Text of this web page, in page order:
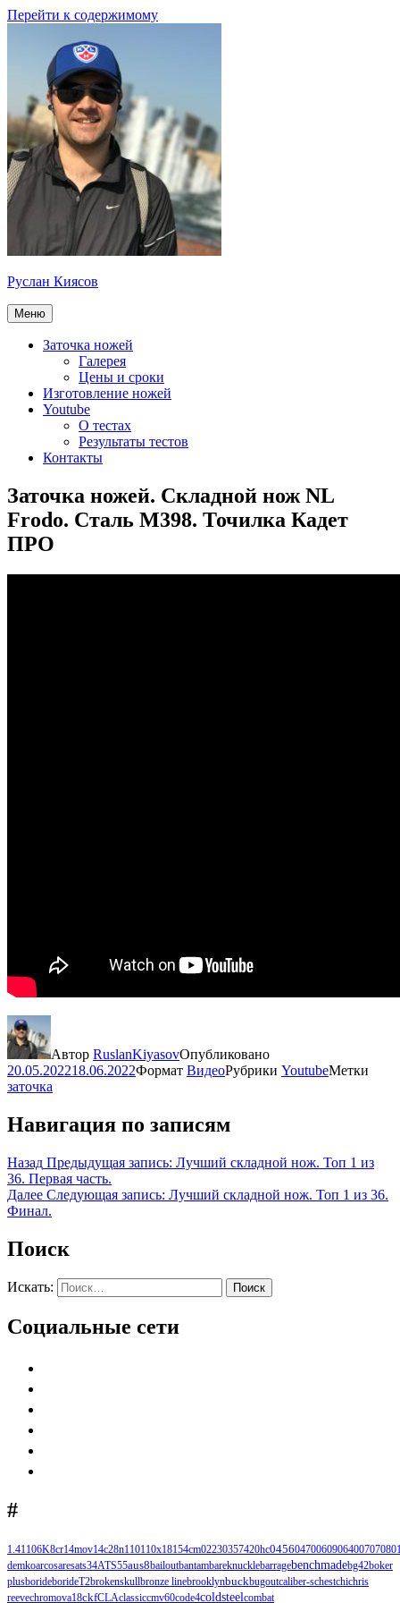
Перейти к содержимому
Руслан Киясов
Меню
Заточка ножей
Галерея
Цены и сроки
Изготовление ножей
Youtube
О тестах
Результаты тестов
Контакты
Заточка ножей. Складной нож NL
Frodo. Сталь М398. Точилка Кадет
ПРО
Автор RuslanKiyasovОпубликовано
20.05.202218.06.2022Формат ВидеоРубрики YoutubeМетки
заточка
Навигация по записям
Назад Предыдущая запись: Лучший складной нож. Топ 1 из
36. Первая часть.
Далее Следующая запись: Лучший складной нож. Топ 1 из 36.
Финал.
Поиск
Искать: Поиск
Социальные сети
#
1.41106K8cr14mov14c28n110110х18154cm02230357420hc04560470060906400707
demkoarcosaresats34ATS55aus8bailoutbantambareknucklebarragebenchmadebg42boker
plusborideborideT2brokenskullbronze linebrooklynbuckbugoutcaliber-schestchichris
reevechromova18ckfCLAclassiccmv60code4coldsteelcombat